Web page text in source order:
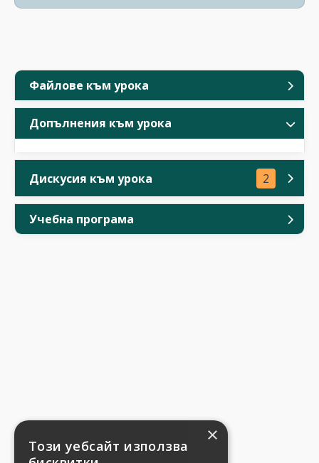
Файлове към урока
Допълнения към урока
Дискусия към урока 2
Учебна програма
×
Този уебсайт използва